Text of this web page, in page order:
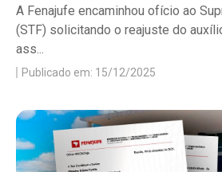
A Fenajufe encaminhou ofício ao
(STF) solicitando o reajuste do
ass...
Publicado em: 15/12/2025